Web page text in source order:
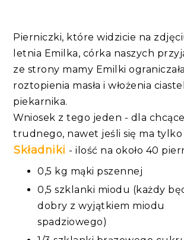
Pierniczki, które widzicie na
letnia Emilka, córka naszych
ze strony mamy Emilki
roztopienia masła i włożenia
piekarnika.
Wniosek z tego jeden - dla
trudnego, nawet jeśli się ma tylko
Składniki - ilość na około 40
0,5 kg mąki pszennej
0,5 szklanki miodu (każdy
dobry z wyjątkiem miodu
spadziowego)